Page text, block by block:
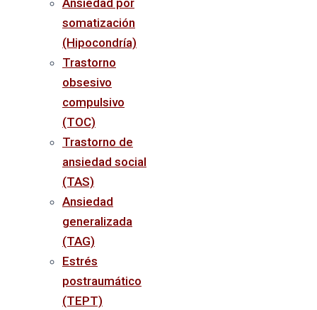
Ansiedad por
somatización
(Hipocondría)
Trastorno
obsesivo
compulsivo
(TOC)
Trastorno de
ansiedad social
(TAS)
Ansiedad
generalizada
(TAG)
Estrés
postraumático
(TEPT)